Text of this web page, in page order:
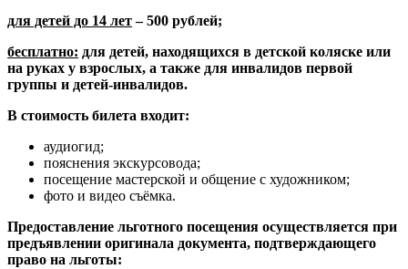
для детей до 14 лет– 500 рублей;
бесплатно: для детей, находящихся в детской коляске или
на руках у взрослых, а также для инвалидов первой
группы и детей-инвалидов.
В стоимость билета входит:
аудиогид;
пояснения экскурсовода;
посещение мастерской и общение с художником;
фото и видео съёмка.
Предоставление льготного посещения осуществляется при
предъявлении оригинала документа, подтверждающего
право на льготы: